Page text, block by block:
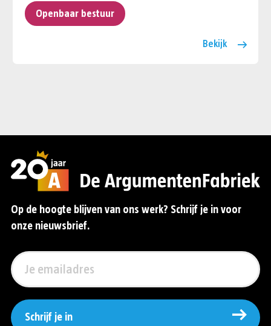
Openbaar bestuur
Bekijk
Op de hoogte blijven van ons werk? Schrijf je in voor
onze nieuwsbrief.
Schrijf je in